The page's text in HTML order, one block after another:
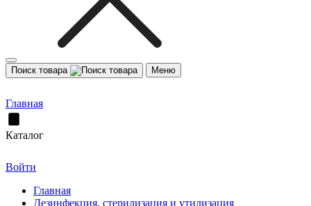
Поиск товара Меню
Главная
Каталог
Войти
Главная
Дезинфекция, стерилизация и утилизация